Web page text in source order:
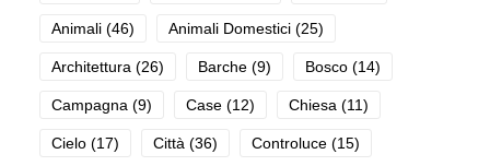
Animali (46) Animali Domestici (25)
Architettura (26) Barche (9) Bosco (14)
Campagna (9) Case (12) Chiesa (11)
Cielo (17) Città (36) Controluce (15)